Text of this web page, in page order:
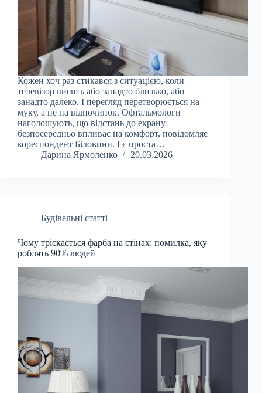
Кожен хоч раз стикався з ситуацією, коли
телевізор висить або занадто близько, або
занадто далеко. І перегляд перетворюється на
муку, а не на відпочинок. Офтальмологи
наголошують, що відстань до екрану
безпосередньо впливає на комфорт, повідомляє
кореспондент Біловини. І є проста…
Дарина Ярмоленко
20.03.2026
Будівельні статті
Чому тріскається фарба на стінах: помилка, яку
роблять 90% людей